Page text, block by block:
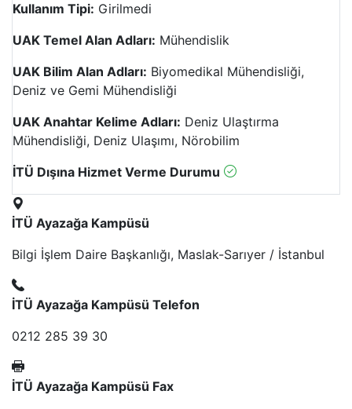
Kullanım Tipi: Girilmedi
UAK Temel Alan Adları: Mühendislik
UAK Bilim Alan Adları: Biyomedikal Mühendisliği,
Deniz ve Gemi Mühendisliği
UAK Anahtar Kelime Adları: Deniz Ulaştırma
Mühendisliği, Deniz Ulaşımı, Nörobilim
İTÜ Dışına Hizmet Verme Durumu
İTÜ Ayazağa Kampüsü
Bilgi İşlem Daire Başkanlığı, Maslak-Sarıyer / İstanbul
İTÜ Ayazağa Kampüsü Telefon
0212 285 39 30
İTÜ Ayazağa Kampüsü Fax